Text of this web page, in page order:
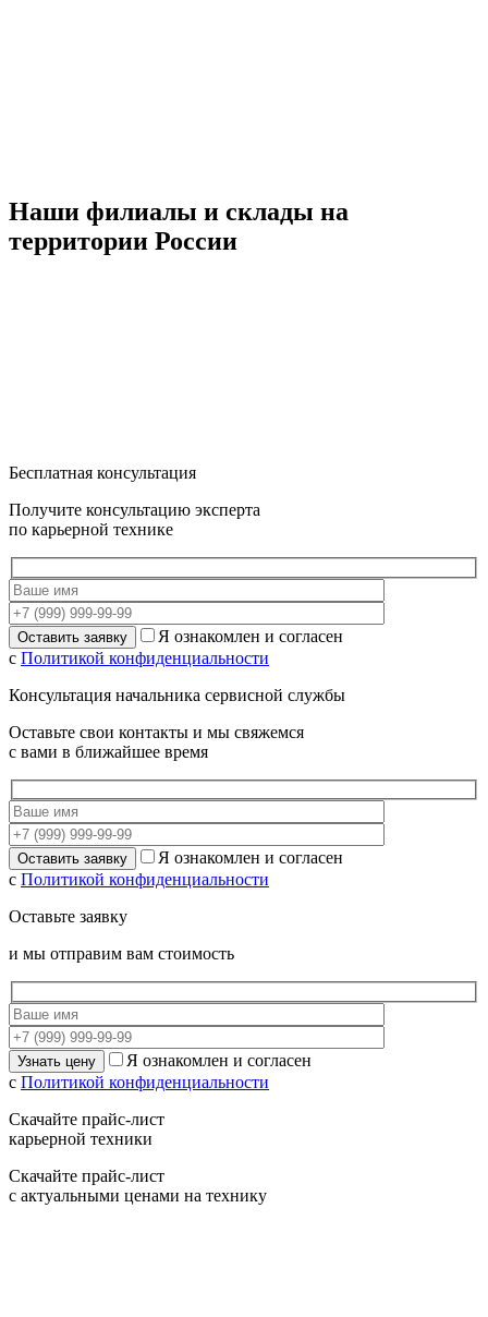
Наши филиалы и склады на
территории России
Бесплатная консультация
Получите консультацию эксперта
по карьерной технике
Я ознакомлен и согласен
с Политикой конфиденциальности
Консультация начальника сервисной службы
Оставьте свои контакты и мы свяжемся
с вами в ближайшее время
Я ознакомлен и согласен
с Политикой конфиденциальности
Оставьте заявку
и мы отправим вам стоимость
Я ознакомлен и согласен
с Политикой конфиденциальности
Скачайте прайс-лист
карьерной техники
Скачайте прайс-лист
с актуальными ценами на технику